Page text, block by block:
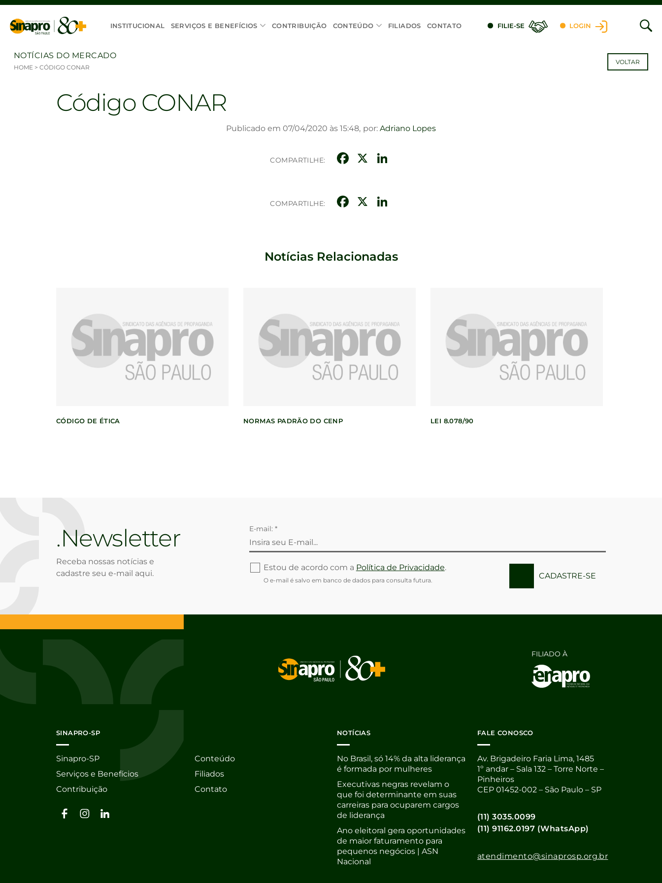
Ir para o conteúdo
INSTITUCIONAL SERVIÇOS E BENEFÍCIOS CONTRIBUIÇÃO CONTEÚDO FILIADOS CONTATO FILIE-SE LOGIN
NOTÍCIAS DO MERCADO
HOME > CÓDIGO CONAR
VOLTAR
Código CONAR
Publicado em 07/04/2020 às 15:48, por: Adriano Lopes
COMPARTILHE: Facebook
X
COMPARTILHE: Facebook
X
Notícias Relacionadas
CÓDIGO DE ÉTICA NORMAS PADRÃO DO CENP LEI 8.078/90
Newsletter
Receba nossas notícias e
cadastre seu e-mail aqui.
E-mail: *
Estou de acordo com a Política de Privacidade.
O e-mail é salvo em banco de dados para consulta futura. CADASTRE-SE
FILIADO À
SINAPRO-SP
Sinapro-SP
Serviços e Benefícios
Contribuição
Conteúdo
Filiados
Contato
NOTÍCIAS
No Brasil, só 14% da alta liderança
é formada por mulheres
Executivas negras revelam o
que foi determinante em suas
carreiras para ocuparem cargos
de liderança
Ano eleitoral gera oportunidades
de maior faturamento para
pequenos negócios | ASN
Nacional
FALE CONOSCO
Av. Brigadeiro Faria Lima, 1485
1º andar – Sala 132 – Torre Norte –
Pinheiros
CEP 01452-002 – São Paulo – SP
(11) 3035.0099
(11) 91162.0197 (WhatsApp)
atendimento@sinaprosp.org.br